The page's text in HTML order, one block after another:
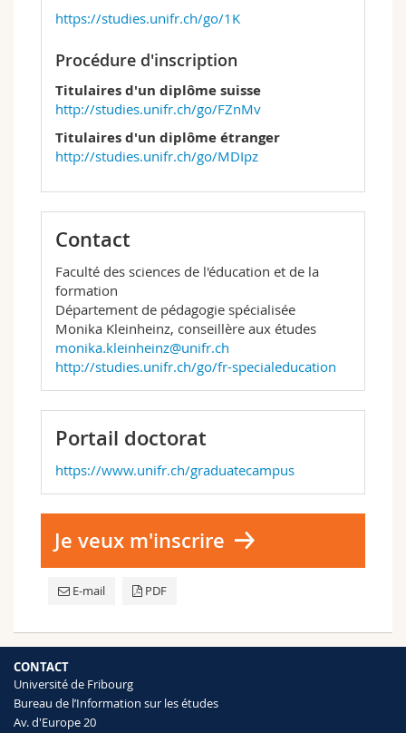
https://studies.unifr.ch/go/1K
Procédure d'inscription
Titulaires d'un diplôme suisse
http://studies.unifr.ch/go/FZnMv
Titulaires d'un diplôme étranger
http://studies.unifr.ch/go/MDIpz
Contact
Faculté des sciences de l'éducation et de la
formation
Département de pédagogie spécialisée
Monika Kleinheinz, conseillère aux études
monika.kleinheinz@unifr.ch
http://studies.unifr.ch/go/fr-specialeducation
Portail doctorat
https://www.unifr.ch/graduatecampus
Je veux m'inscrire
E-mail PDF
CONTACT
Université de Fribourg
Bureau de l’Information sur les études
Av. d'Europe 20